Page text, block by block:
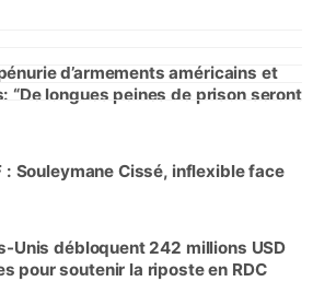
d’armements américains et
“De longues peines de prison seront
: Souleymane Cissé, inflexible face
Unis débloquent 242 millions USD
pour soutenir la riposte en RDC